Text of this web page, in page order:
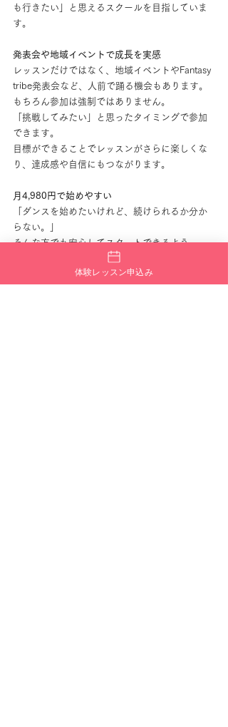
も行きたい」と思えるスクールを目指していま
す。
発表会や地域イベントで成長を実感
レッスンだけではなく、地域イベントやFantasy
tribe発表会など、人前で踊る機会もあります。
もちろん参加は強制ではありません。
「挑戦してみたい」と思ったタイミングで参加
できます。
目標ができることでレッスンがさらに楽しくな
り、達成感や自信にもつながります。
月4,980円で始めやすい
「ダンスを始めたいけれど、続けられるか分か
らない。」
そんな方でも安心してスタートできるよう、
月4,980円
金設定にしています。体験レッスン申込み